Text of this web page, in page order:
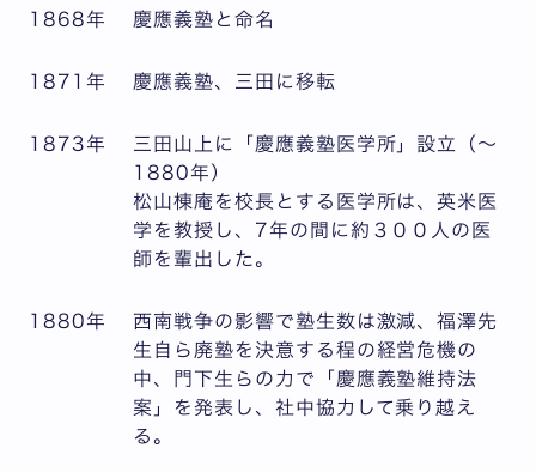
1868年 慶應義塾と命名
1871年 慶應義塾、三田に移転
1873年
三田山上に「慶應義塾医学所」設立（～
1880年）
松山棟庵を校長とする医学所は、英米医
学を教授し、7年の間に約３００人の医
師を輩出した。
1880年
西南戦争の影響で塾生数は激減、福澤先
生自ら廃塾を決意する程の経営危機の
中、門下生らの力で「慶應義塾維持法
案」を発表し、社中協力して乗り越え
る。